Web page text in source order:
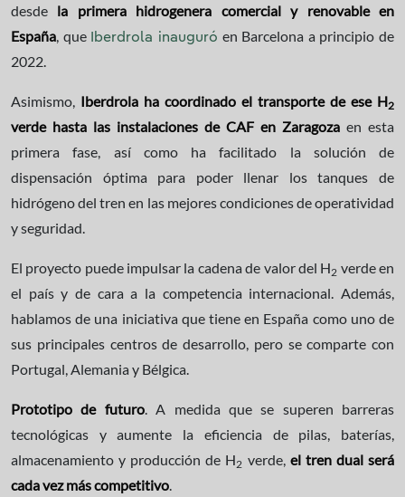
desde la primera hidrogenera comercial y renovable en
España, que Iberdrola inauguró en Barcelona a principio de
2022.
Asimismo, Iberdrola ha coordinado el transporte de ese H2
verde hasta las instalaciones de CAF en Zaragoza en esta
primera fase, así como ha facilitado la solución de
dispensación óptima para poder llenar los tanques de
hidrógeno del tren en las mejores condiciones de operatividad
y seguridad.
El proyecto puede impulsar la cadena de valor del H2 verde en
el país y de cara a la competencia internacional. Además,
hablamos de una iniciativa que tiene en España como uno de
sus principales centros de desarrollo, pero se comparte con
Portugal, Alemania y Bélgica.
Prototipo de futuro. A medida que se superen barreras
tecnológicas y aumente la eficiencia de pilas, baterías,
almacenamiento y producción de H2 verde, el tren dual será
cada vez más competitivo.